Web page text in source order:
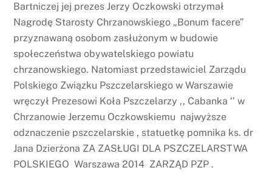
Bartniczej jej prezes Jerzy Oczkowski otrzymał
Nagrodę Starosty Chrzanowskiego „Bonum facere”
przyznawaną osobom zasłużonym w budowie
społeczeństwa obywatelskiego powiatu
chrzanowskiego. Natomiast przedstawiciel Zarządu
Polskiego Związku Pszczelarskiego w Warszawie
wręczył Prezesowi Koła Pszczelarzy ,, Cabanka ‘’ w
Chrzanowie Jerzemu Oczkowskiemu najwyższe
odznaczenie pszczelarskie , statuetkę pomnika ks. dr
Jana Dzierżona ZA ZASŁUGI DLA PSZCZELARSTWA
POLSKIEGO Warszawa 2014 ZARZĄD PZP .